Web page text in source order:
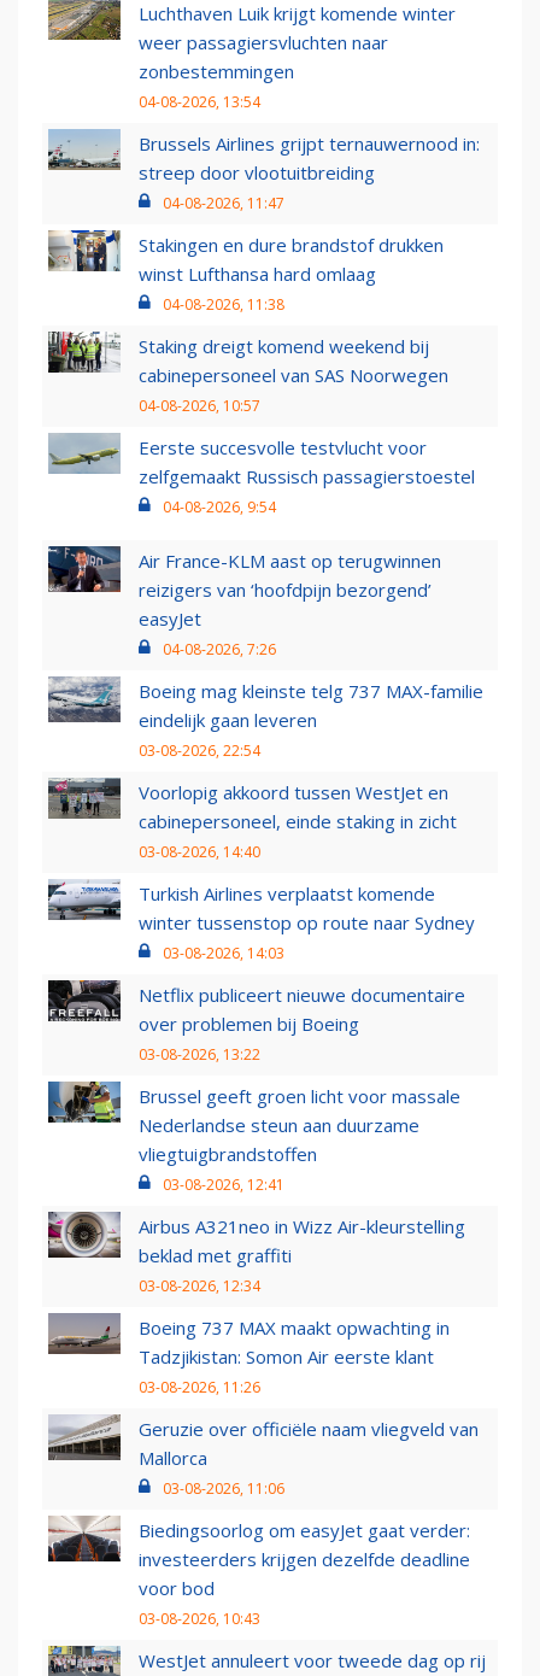
Luchthaven Luik krijgt komende winter
weer passagiersvluchten naar
zonbestemmingen
04-08-2026, 13:54
Brussels Airlines grijpt ternauwernood in:
streep door vlootuitbreiding
04-08-2026, 11:47
Stakingen en dure brandstof drukken
winst Lufthansa hard omlaag
04-08-2026, 11:38
Staking dreigt komend weekend bij
cabinepersoneel van SAS Noorwegen
04-08-2026, 10:57
Eerste succesvolle testvlucht voor
zelfgemaakt Russisch passagierstoestel
04-08-2026, 9:54
Air France-KLM aast op terugwinnen
reizigers van ‘hoofdpijn bezorgend’
easyJet
04-08-2026, 7:26
Boeing mag kleinste telg 737 MAX-familie
eindelijk gaan leveren
03-08-2026, 22:54
Voorlopig akkoord tussen WestJet en
cabinepersoneel, einde staking in zicht
03-08-2026, 14:40
Turkish Airlines verplaatst komende
winter tussenstop op route naar Sydney
03-08-2026, 14:03
Netflix publiceert nieuwe documentaire
over problemen bij Boeing
03-08-2026, 13:22
Brussel geeft groen licht voor massale
Nederlandse steun aan duurzame
vliegtuigbrandstoffen
03-08-2026, 12:41
Airbus A321neo in Wizz Air-kleurstelling
beklad met graffiti
03-08-2026, 12:34
Boeing 737 MAX maakt opwachting in
Tadzjikistan: Somon Air eerste klant
03-08-2026, 11:26
Geruzie over officiële naam vliegveld van
Mallorca
03-08-2026, 11:06
Biedingsoorlog om easyJet gaat verder:
investeerders krijgen dezelfde deadline
voor bod
03-08-2026, 10:43
WestJet annuleert voor tweede dag op rij